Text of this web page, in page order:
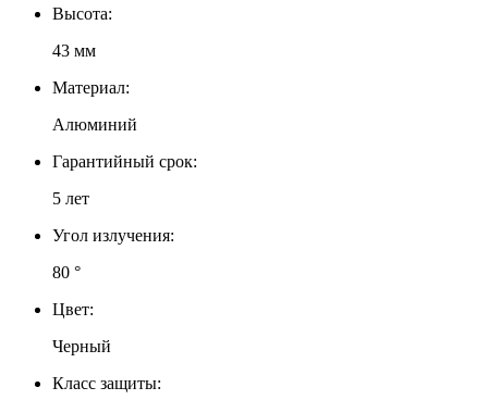
Высота:
43 мм
Материал:
Алюминий
Гарантийный срок:
5 лет
Угол излучения:
80 °
Цвет:
Черный
Класс защиты: